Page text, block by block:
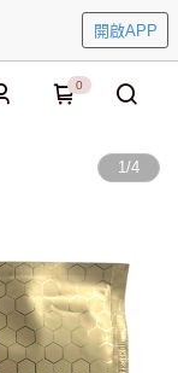
開啟APP
0
1/4